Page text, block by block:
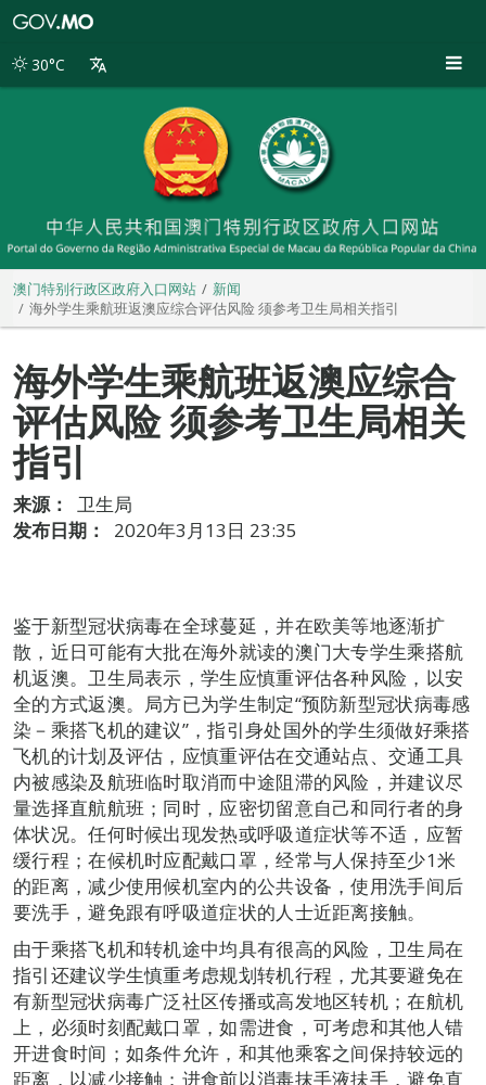
别
30°C
澳门特别行政区政府入口网站
新闻
海外学生乘航班返澳应综合评估风险 须参考卫生局相关指引
海外学生乘航班返澳应综合
评估风险 须参考卫生局相关
指引
来源：
卫生局
发布日期：
2020年3月13日 23:35
鉴于新型冠状病毒在全球蔓延，并在欧美等地逐渐扩
散，近日可能有大批在海外就读的澳门大专学生乘搭航
机返澳。卫生局表示，学生应慎重评估各种风险，以安
全的方式返澳。局方已为学生制定“预防新型冠状病毒感
染－乘搭飞机的建议”，指引身处国外的学生须做好乘搭
飞机的计划及评估，应慎重评估在交通站点、交通工具
内被感染及航班临时取消而中途阻滞的风险，并建议尽
量选择直航航班；同时，应密切留意自己和同行者的身
体状况。任何时候出现发热或呼吸道症状等不适，应暂
缓行程；在候机时应配戴口罩，经常与人保持至少1米
的距离，减少使用候机室内的公共设备，使用洗手间后
要洗手，避免跟有呼吸道症状的人士近距离接触。
由于乘搭飞机和转机途中均具有很高的风险，卫生局在
指引还建议学生慎重考虑规划转机行程，尤其要避免在
有新型冠状病毒广泛社区传播或高发地区转机；在航机
上，必须时刻配戴口罩，如需进食，可考虑和其他人错
开进食时间；如条件允许，和其他乘客之间保持较远的
距离，以减少接触；进食前以消毒抹手液抺手，避免直